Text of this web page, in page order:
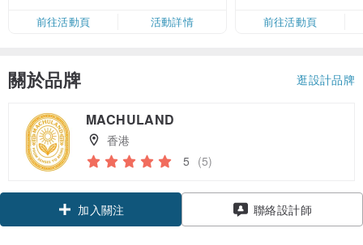
卡」結帳）
前往活動頁 活動詳情
前往活動頁
關於品牌 逛設計品牌
MACHULAND
香港
5 (5)
加入關注 聯絡設計師